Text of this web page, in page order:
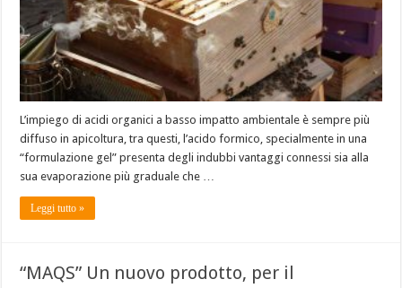
L’impiego di acidi organici a basso impatto ambientale è sempre più
diffuso in apicoltura, tra questi, l’acido formico, specialmente in una
“formulazione gel” presenta degli indubbi vantaggi connessi sia alla
sua evaporazione più graduale che …
Leggi tutto »
“MAQS” Un nuovo prodotto, per il